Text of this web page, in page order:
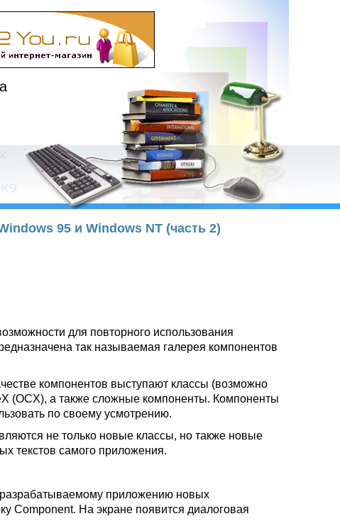
95 и Windows NT (часть 2)
для повторного использования
так называемая галерея компонентов
компонентов выступают классы (возможно
(OCX), а также сложные компоненты. Компоненты
по своему усмотрению.
не только новые классы, но также новые
текстов самого приложения.
приложению новых
Component. На экране появится диалоговая